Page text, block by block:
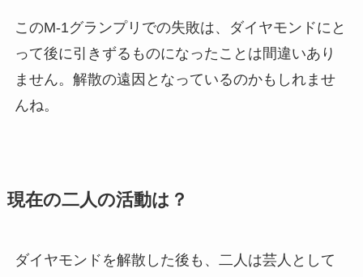
このM-1グランプリでの失敗は、ダイヤモンドにと
って後に引きずるものになったことは間違いあり
ません。解散の遠因となっているのかもしれませ
んね。
現在の二人の活動は？
ダイヤモンドを解散した後も、二人は芸人として